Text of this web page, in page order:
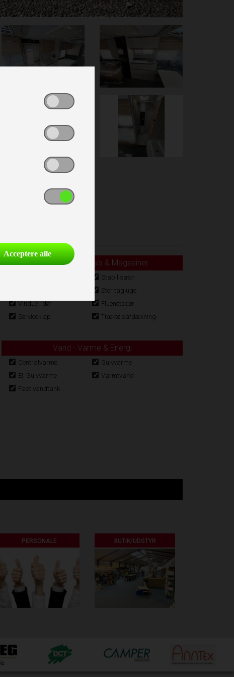
Karrosseri, Chassis & Magasiner
Stabilisator
Stor tagluge
Vindue i dør
Fluenetsdør
Serviceklap
Træktøjsafdækning
Vand - Varme & Energi
Centralvarme
Gulvvarme
El. Gulvvarme
Varmtvand
Fast vandtank
PERSONALE BUTIK/UDSTYR
Acceptere alle